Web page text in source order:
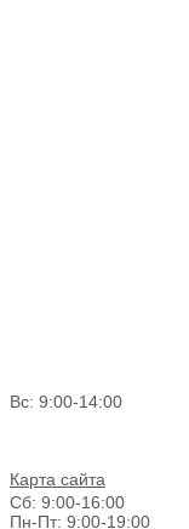
Вс: 9:00-14:00
Карта сайта
Сб: 9:00-16:00
Пн-Пт: 9:00-19:00